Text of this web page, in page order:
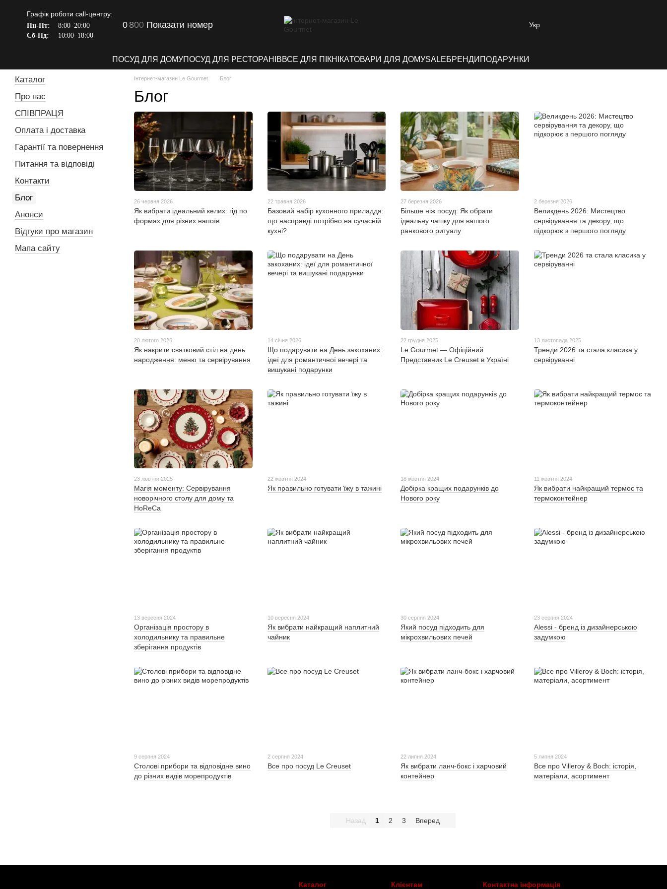
Графік роботи call-центру:
Пн-Пт:
8:00–20:00
Сб-Нд:
10:00–18:00
0800 Показати номер Укр
ПОСУД ДЛЯ ДОМУПОСУД ДЛЯ РЕСТОРАНІВВСЕ ДЛЯ ПІКНІКАТОВАРИ ДЛЯ ДОМУSALEБРЕНДИ ПОДАРУНКИ
Інтернет-магазин Le Gourmet Блог
Блог
26 червня 2026
Як вибрати ідеальний келих: гід по
формах для різних напоїв
22 травня 2026
Базовий набір кухонного приладдя:
що насправді потрібно на сучасній
кухні?
27 березня 2026
Більше ніж посуд: Як обрати
ідеальну чашку для вашого
ранкового ритуалу
2 березня 2026
Великдень 2026: Мистецтво
сервірування та декору, що
підкорює з першого погляду
20 лютого 2026
Як накрити святковий стіл на день
народження: меню та сервірування
14 січня 2026
Що подарувати на День закоханих:
ідеї для романтичної вечері та
вишукані подарунки
22 грудня 2025
Le Gourmet — Офіційний
Представник Le Creuset в Україні
13 листопада 2025
Тренди 2026 та стала класика у
сервіруванні
23 жовтня 2025
Магія моменту: Сервірування
новорічного столу для дому та
HoReCa
22 жовтня 2024
Як правильно готувати їжу в тажині
18 жовтня 2024
Добірка кращих подарунків до
Нового року
11 жовтня 2024
Як вибрати найкращий термос та
термоконтейнер
13 вересня 2024
Організація простору в
холодильнику та правильне
зберігання продуктів
10 вересня 2024
Як вибрати найкращий наплитний
чайник
30 серпня 2024
Який посуд підходить для
мікрохвильових печей
23 серпня 2024
Alessi - бренд із дизайнерською
задумкою
9 серпня 2024
Столові прибори та відповідне вино
до різних видів морепродуктів
2 серпня 2024
Все про посуд Le Creuset
22 липня 2024
Як вибрати ланч-бокс і харчовий
контейнер
5 липня 2024
Все про Villeroy & Boch: історія,
матеріали, асортимент
Назад 1 2 3 Вперед
Каталог
Про нас
СПІВПРАЦЯ
Оплата і доставка
Гарантії та повернення
Питання та відповіді
Контакти
Блог
Анонси
Відгуки про магазин
Мапа сайту
Каталог Клієнтам Контактна інформація